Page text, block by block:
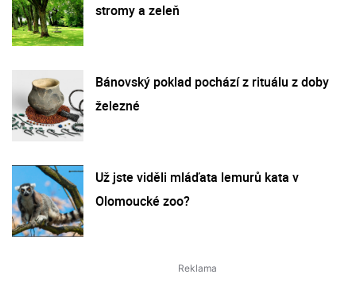
stromy a zeleň
Bánovský poklad pochází z rituálu z doby
železné
Už jste viděli mláďata lemurů kata v
Olomoucké zoo?